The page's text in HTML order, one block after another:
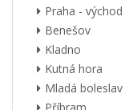
Praha - východ
Benešov
Kladno
Kutná hora
Mladá boleslav